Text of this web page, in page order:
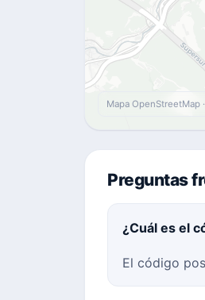
Mapa OpenStreetMap
Preguntas
¿Cuál es el
El código